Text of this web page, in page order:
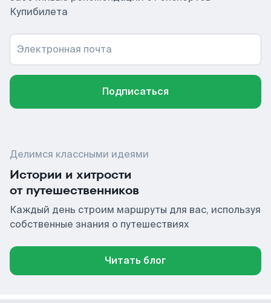
Купибилета
Электронная почта
Подписаться
Делимся классными идеями
Истории и хитрости
от путешественников
Каждый день строим маршруты для вас, используя
собственные знания о путешествиях
Читать блог